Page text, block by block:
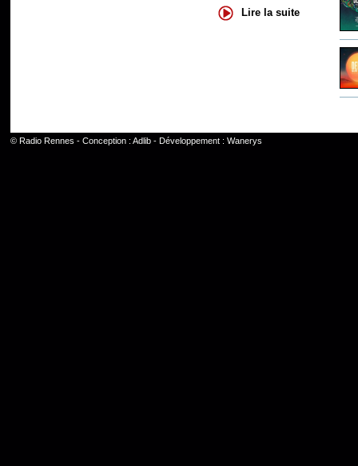
Lire la suite
© Radio Rennes - Conception : Adlib- Développement : Wanerys